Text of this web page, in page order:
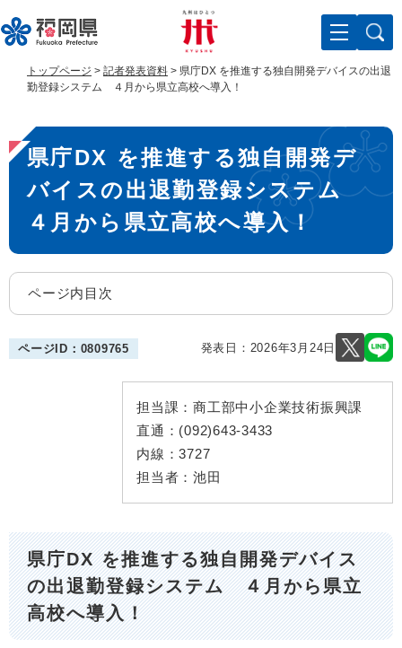
ー
ジ
す
。
ニ
ュ
し
て
トップページ > 記者発表資料 > 県庁DX を推進する独自開発デバイスの出退
勤登録システム ４月から県立高校へ導入！
本
文
県庁DX を推進する独自開発デ
バイスの出退勤登録システム
４月から県立高校へ導入！
ページ内目次
ページID：0809765 発表日： 2026年3月24日
担当課： 商工部中小企業技術振興課
直通： (092)643-3433
内線：3727
担当者： 池田
県庁DX を推進する独自開発デバイス
の出退勤登録システム ４月から県立
高校へ導入！